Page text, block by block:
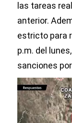
las tareas
anterior.
estricto para
p.m. del
sanciones